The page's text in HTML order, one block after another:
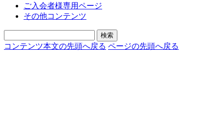
ご入会者様専用ページ
その他コンテンツ
コンテンツ本文の先頭へ戻る ページの先頭へ戻る